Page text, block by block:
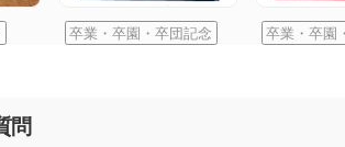
卒業・卒園・卒団記念 卒業・卒園
問